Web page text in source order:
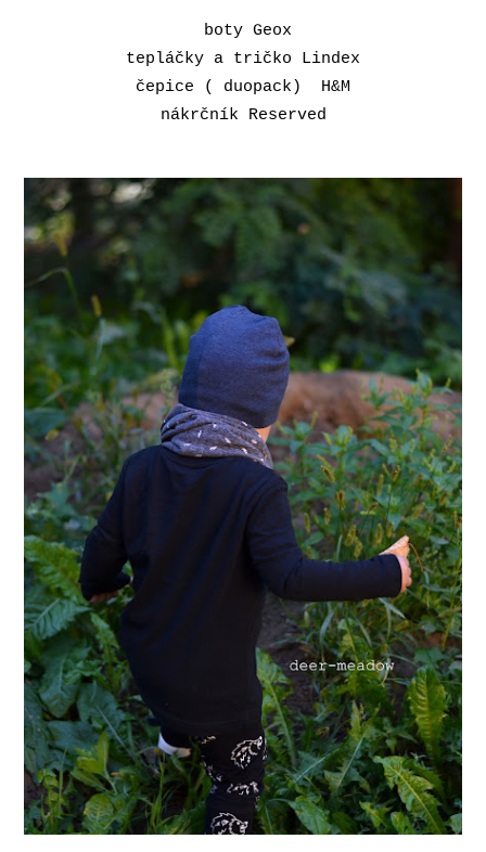
boty Geox
tepláčky a tričko Lindex
čepice ( duopack)
H&M
nákrčník Reserved